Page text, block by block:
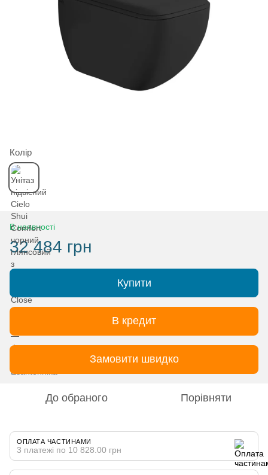
Колір
В наявності
32 484 грн
Купити
В кредит
Замовити швидко
До обраного Порівняти
ОПЛАТА ЧАСТИНАМИ
3 платежі по 10 828.00 грн